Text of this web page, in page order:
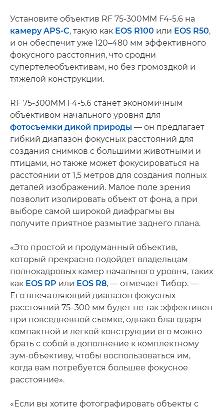
Установите объектив RF 75-300MM F4-5.6 на
камеру APS-C, такую как EOS R100 или EOS R50,
и он обеспечит уже 120–480 мм эффективного
фокусного расстояния, что сродни
супертелеобъективам, но без громоздкой и
тяжелой конструкции.
RF 75-300MM F4-5.6 станет экономичным
объективом начального уровня для
фотосъемки дикой природы — он предлагает
гибкий диапазон фокусных расстояний для
создания снимков с большими животными и
птицами, но также может фокусироваться на
расстоянии от 1,5 метров для создания полных
деталей изображений. Малое поле зрения
позволит изолировать объект от фона, а при
выборе самой широкой диафрагмы вы
получите приятное размытие заднего плана.
«Это простой и продуманный объектив,
который прекрасно подойдет владельцам
полнокадровых камер начального уровня, таких
как EOS RP или EOS R8, — отмечает Тибор. —
Его впечатляющий диапазон фокусных
расстояний 75–300 мм будет не так эффективен
при повседневной съемке, однако благодаря
компактной и легкой конструкции его можно
брать с собой в дополнение к комплектному
зум-объективу, чтобы воспользоваться им,
когда вам потребуется большее фокусное
расстояние».
«Если вы хотите фотографировать объекты с